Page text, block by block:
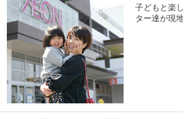
子どもと楽
ター達が現